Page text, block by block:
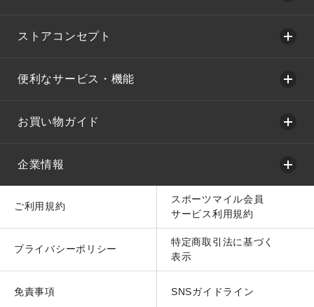
ストアコンセプト
便利なサービス・機能
お買い物ガイド
企業情報
ご利用規約
スポーツマイル会員
サービス利用規約
プライバシーポリシー
特定商取引法に基づく
表示
免責事項 SNSガイドライン